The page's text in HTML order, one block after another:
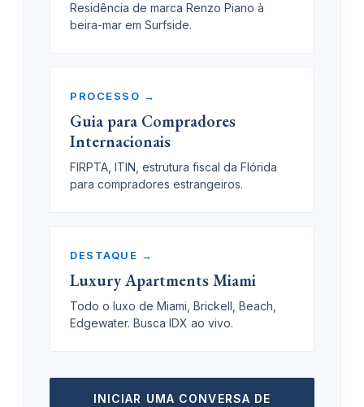
Residência de marca Renzo Piano à
beira-mar em Surfside.
PROCESSO →
Guia para Compradores
Internacionais
FIRPTA, ITIN, estrutura fiscal da Flórida
para compradores estrangeiros.
DESTAQUE →
Luxury Apartments Miami
Todo o luxo de Miami, Brickell, Beach,
Edgewater. Busca IDX ao vivo.
INICIAR UMA CONVERSA DE